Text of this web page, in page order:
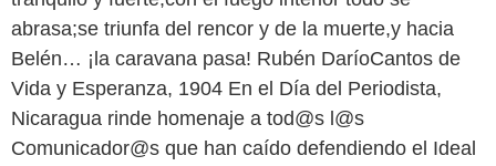
abrasa;se triunfa del rencor y de la muerte,y hacia
Belén… ¡la caravana pasa! Rubén DaríoCantos de
Vida y Esperanza, 1904 En el Día del Periodista,
Nicaragua rinde homenaje a tod@s l@s
Comunicador@s que han caído defendiendo el Ideal